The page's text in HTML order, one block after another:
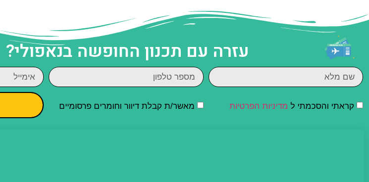
עזרה עם תכנון החופשה בנאפולי?
קראתי והסכמתי ל מדיניות הפרטיות מאשר/ת קבלת דיוור וחומרים פרסומיים